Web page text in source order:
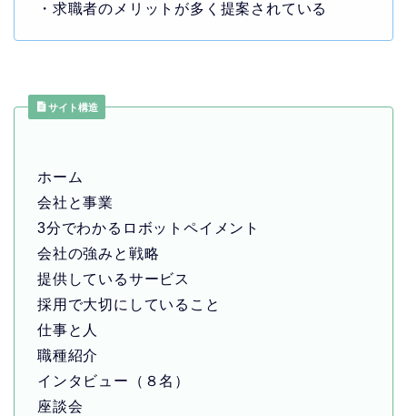
・求職者のメリットが多く提案されている
サイト構造
ホーム
会社と事業
3分でわかるロボットペイメント
会社の強みと戦略
提供しているサービス
採用で大切にしていること
仕事と人
職種紹介
インタビュー（８名）
座談会